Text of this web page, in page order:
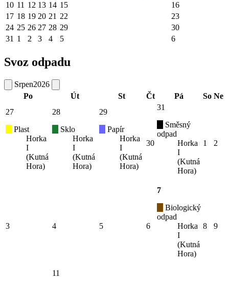
10 11 12 13 14 15
16
17 18 19 20 21 22
23
24 25 26 27 28 29
30
31 1 2 3 4 5 6
Svoz odpadu
Srpen2026
Po
Út St Čt Pá So Ne
27
Plast
Horka
I
(Kutná
Hora)
28
Sklo
Horka
I
(Kutná
Hora)
29
Papír
Horka
I
(Kutná
Hora)
30
31
Směsný
odpad
Horka
I
(Kutná
Hora)
1 2
3 4 5 6
7
Biologický
odpad
Horka
I
(Kutná
Hora)
8 9
11